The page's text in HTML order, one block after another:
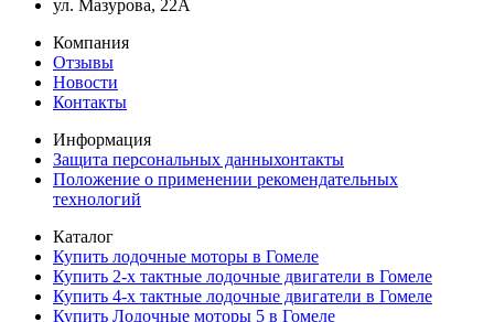
ул. Мазурова, 22А
Компания
Отзывы
Новости
Контакты
Информация
Защита персональных данныхонтакты
Положение о применении рекомендательных
технологий
Каталог
Купить лодочные моторы в Гомеле
Купить 2-х тактные лодочные двигатели в Гомеле
Купить 4-х тактные лодочные двигатели в Гомеле
Купить Лодочные моторы 5 в Гомеле